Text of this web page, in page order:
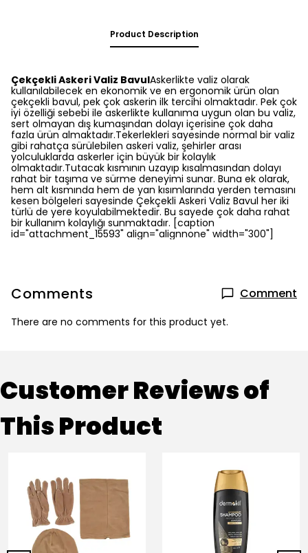
Product Description
Çekçekli Askeri Valiz BavulAskerlikte valiz olarak
kullanılabilecek en ekonomik ve en ergonomik ürün olan
çekçekli bavul, pek çok askerin ilk tercihi olmaktadır. Pek çok
iyi özelliği sebebi ile askerlikte kullanıma uygun olan bu valiz,
sert olmayan dış kumaşından dolayı içerisine çok daha
fazla ürün almaktadır.Tekerlekleri sayesinde normal bir valiz
gibi rahatça sürülebilen askeri valiz, şehirler arası
yolculuklarda askerler için büyük bir kolaylık
olmaktadır.Tutacak kısmının uzayıp kısalmasından dolayı
rahat bir taşıma ve sürme deneyimi sunar. Buna ek olarak,
hem alt kısmında hem de yan kısımlarında yerden temasını
kesen bölgeleri sayesinde Çekçekli Askeri Valiz Bavul her iki
türlü de yere koyulabilmektedir. Bu sayede çok daha rahat
bir kullanım kolaylığı sunmaktadır. [caption
id="attachment_15593" align="alignnone" width="300"]
Comments Comment
There are no comments for this product yet.
Customer Reviews of
This Product